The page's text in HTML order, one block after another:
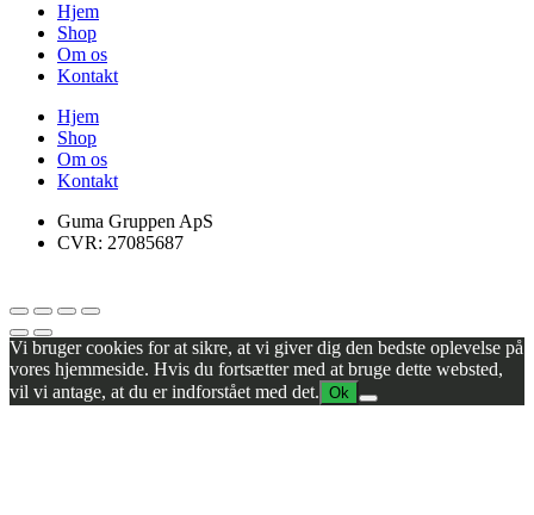
Hjem
Shop
Om os
Kontakt
Hjem
Shop
Om os
Kontakt
Guma Gruppen ApS
CVR: 27085687
Vi bruger cookies for at sikre, at vi giver dig den bedste oplevelse på
vores hjemmeside. Hvis du fortsætter med at bruge dette websted,
vil vi antage, at du er indforstået med det. Ok